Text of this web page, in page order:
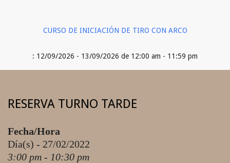
CURSO DE INICIACIÓN DE TIRO CON ARCO
: 12/09/2026 - 13/09/2026 de 12:00 am - 11:59 pm
RESERVA TURNO TARDE
Fecha/Hora
Día(s) - 27/02/2022
3:00 pm - 10:30 pm